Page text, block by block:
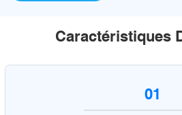
Caractéristiques
01